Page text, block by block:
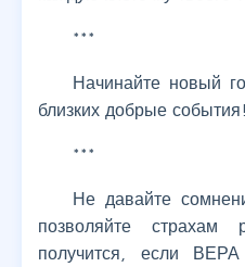
***
Начинайте новый
близких добрые события!
***
Не давайте
позволяйте страхам
получится, если